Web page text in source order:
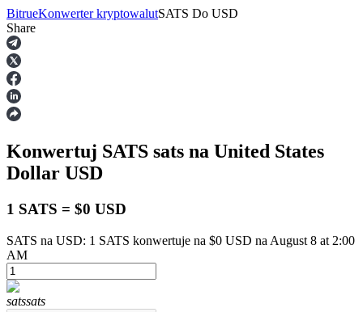
Kontrakty terminowe
Kontrakty terminowe na USDT
BitrueKonwerter kryptowalutSATS Do USD
Share
Konwertuj SATS sats na United States
Dollar USD
1 SATS = $0 USD
SATS na USD: 1 SATS konwertuje na $0 USD na August 8 at 2:00
AM
satssats